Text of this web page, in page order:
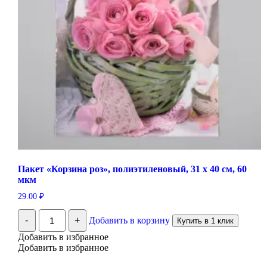
Пакет «Корзина роз», полиэтиленовый, 31 х 40 см, 60
мкм
29.00 ₽
-
Количество
Пакет
"Корзина
роз",
полиэтиленовый,
+ Добавить в корзину Купить в 1 клик
Добавить в избранное
Добавить в избранное